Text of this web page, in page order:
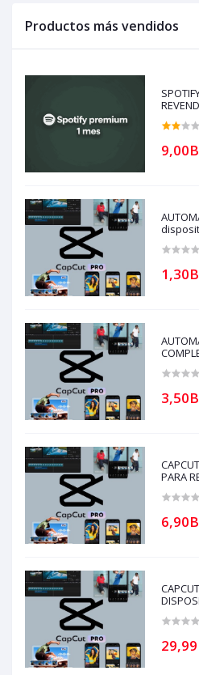
Productos más vendidos
SPOTIFY
REVENDER con
solo si
puede
PARA
puede
CAPCUT PRO
(solo